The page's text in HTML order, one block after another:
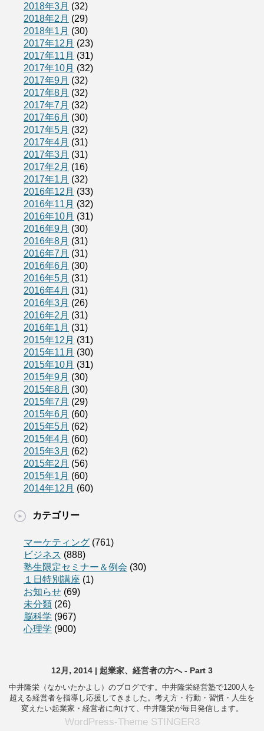
2018年3月 (32)
2018年2月 (29)
2018年1月 (30)
2017年12月 (23)
2017年11月 (31)
2017年10月 (32)
2017年9月 (32)
2017年8月 (32)
2017年7月 (32)
2017年6月 (30)
2017年5月 (32)
2017年4月 (31)
2017年3月 (31)
2017年2月 (16)
2017年1月 (32)
2016年12月 (33)
2016年11月 (32)
2016年10月 (31)
2016年9月 (30)
2016年8月 (31)
2016年7月 (31)
2016年6月 (30)
2016年5月 (31)
2016年4月 (31)
2016年3月 (26)
2016年2月 (31)
2016年1月 (31)
2015年12月 (31)
2015年11月 (30)
2015年10月 (31)
2015年9月 (30)
2015年8月 (30)
2015年7月 (29)
2015年6月 (60)
2015年5月 (62)
2015年4月 (60)
2015年3月 (62)
2015年2月 (56)
2015年1月 (60)
2014年12月 (60)
カテゴリー
マーケティング (761)
ビジネス (888)
塾生限定セミナー＆例会 (30)
１日特別講座 (1)
お知らせ (69)
未分類 (26)
脳科学 (967)
心理学 (900)
12月, 2014 | 起業家、経営者の方へ - Part 3
中井隆栄（なかいたかよし）のブログです。中井隆栄経営塾で1200人を
超える経営者を指導し応援してきました。考え方・行動・習慣・人生を
変えたい起業家・経営者に向けて、中井隆栄が毎日発信します。
WordPress-Theme STINGER3